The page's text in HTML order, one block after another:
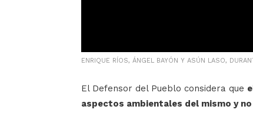
ENRIQUE RÍOS, ÁNGEL BAYÓN Y ASÚN LASO,
El Defensor del Pueblo considera que
aspectos ambientales del mismo y